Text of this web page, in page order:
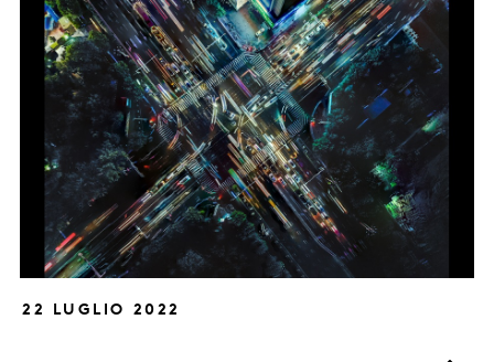
22 LUGLIO 2022